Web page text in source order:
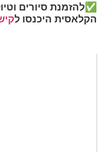
✅להזמנת סיורים
הקלאסית היכנסו ל